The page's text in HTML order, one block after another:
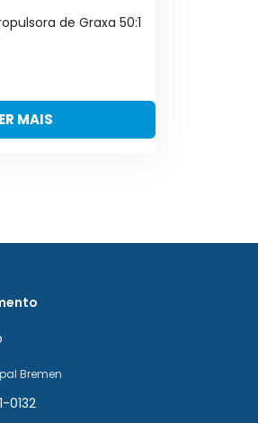
de Graxa 50:1
MAIS
Bremen
0132